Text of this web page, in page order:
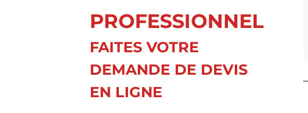
PROFESSIONNEL
FAITES VOTRE
DEMANDE DE DEVIS
EN LIGNE
OUTILLAGES DE
MONTAGE (HTA)
THERMO-